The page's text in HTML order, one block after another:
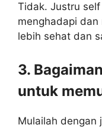
Tidak. Justru
menghadapi dan
lebih sehat dan
3.
untuk
Mulailah dengan